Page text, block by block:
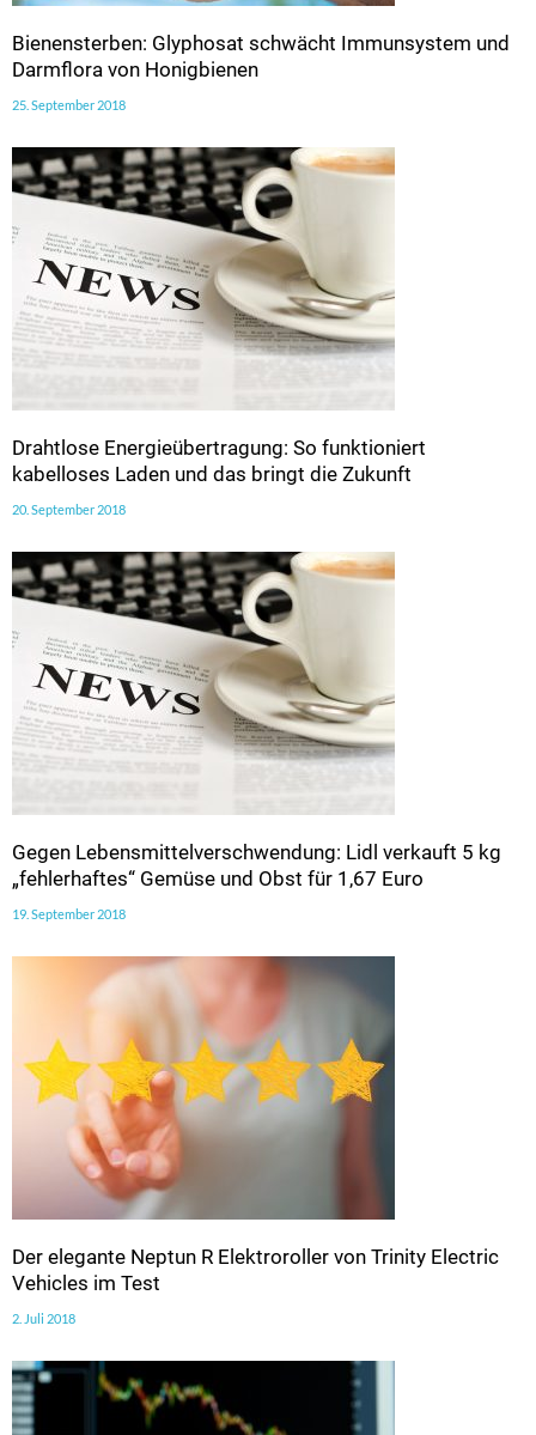
Bienensterben: Glyphosat schwächt Immunsystem und
Darmflora von Honigbienen
25. September 2018
Drahtlose Energieübertragung: So funktioniert
kabelloses Laden und das bringt die Zukunft
20. September 2018
Gegen Lebensmittelverschwendung: Lidl verkauft 5 kg
„fehlerhaftes“ Gemüse und Obst für 1,67 Euro
19. September 2018
Der elegante Neptun R Elektroroller von Trinity Electric
Vehicles im Test
2. Juli 2018